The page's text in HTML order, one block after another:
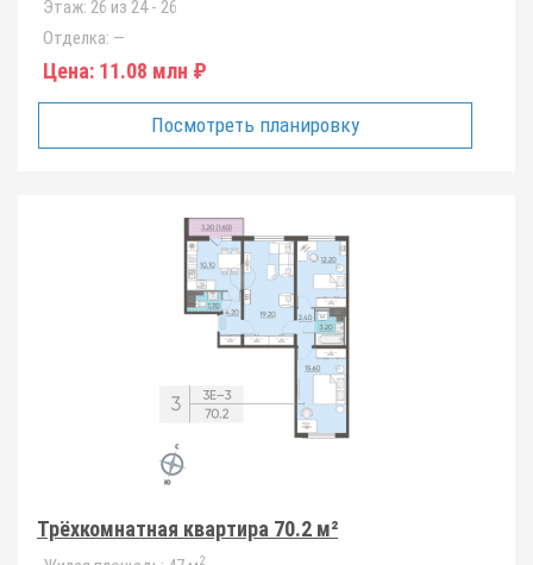
Этаж: 26 из 24 - 26
Отделка: —
Цена: 11.08 млн ₽
Посмотреть планировку
Трёхкомнатная квартира 70.2 м²
2